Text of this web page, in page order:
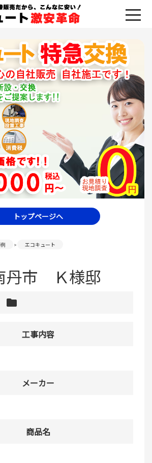
トップページへ
エコキュート
丹市 Ｋ様邸
folder
工事内容
メーカー
商品名